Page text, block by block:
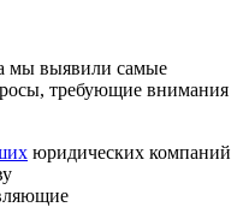
мы выявили самые
требующие внимания
юридических компаний